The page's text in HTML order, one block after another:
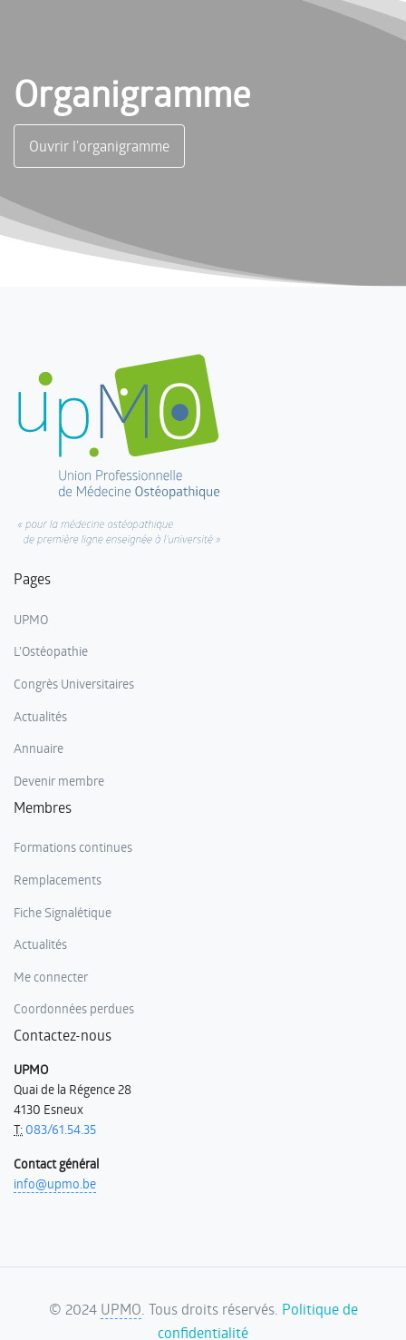
Organigramme
Ouvrir l'organigramme
Pages
UPMO
L'Ostéopathie
Congrès Universitaires
Actualités
Annuaire
Devenir membre
Membres
Formations continues
Remplacements
Fiche Signalétique
Actualités
Me connecter
Coordonnées perdues
Contactez-nous
UPMO
Quai de la Régence 28
4130 Esneux
T: 083/61.54.35
Contact général
info@upmo.be
© 2024 UPMO . Tous droits réservés. Politique de
confidentialité